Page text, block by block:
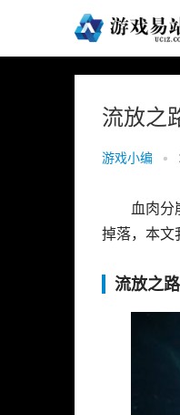
流放之
游戏小编 •
血肉分
掉落，本文
流放之